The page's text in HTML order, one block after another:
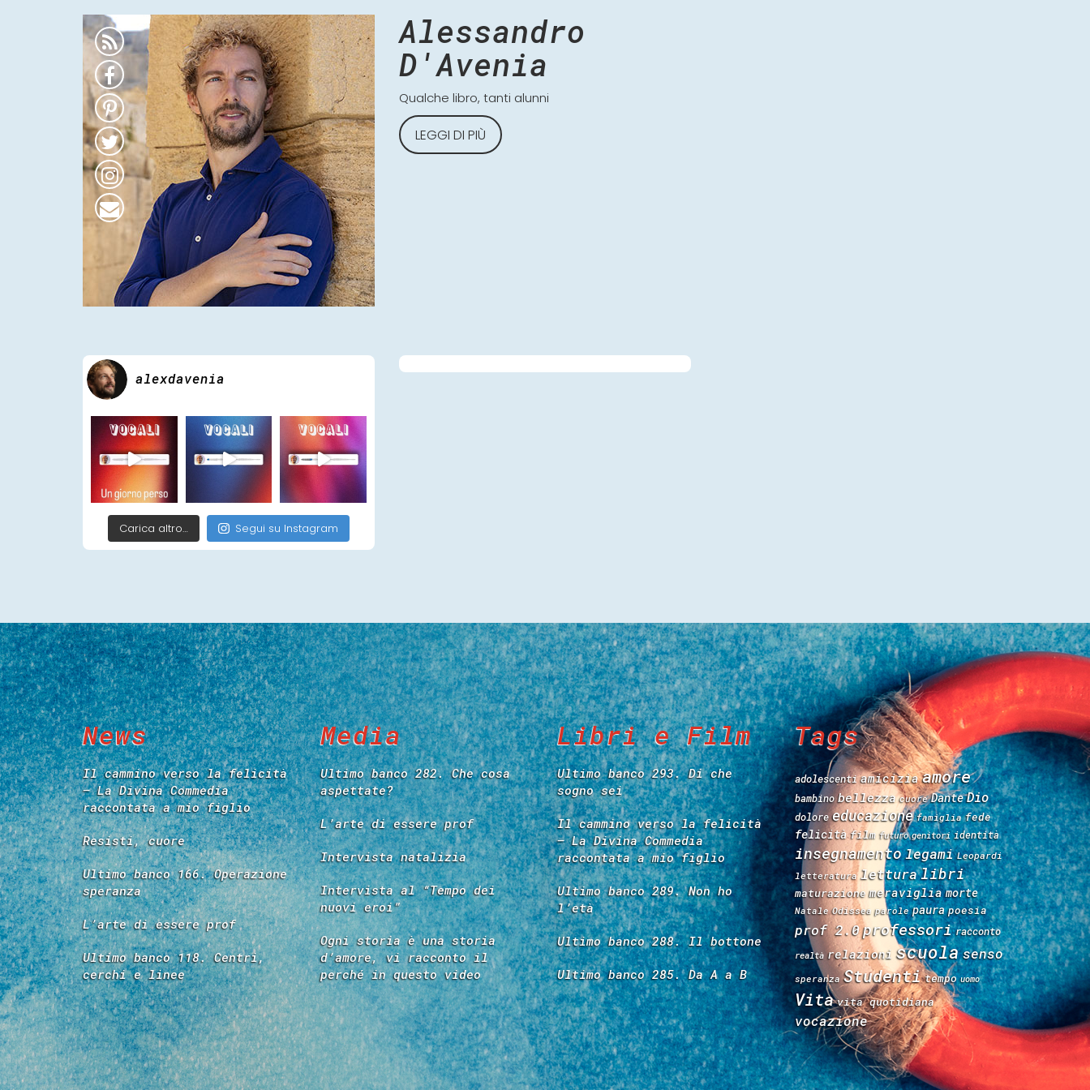
Alessandro
D'Avenia
Qualche libro, tanti alunni
LEGGI DI PIÙ
alexdavenia
Carica altro… Segui su Instagram
News
Il cammino verso la felicità
– La Divina Commedia
raccontata a mio figlio
Resisti, cuore
Ultimo banco 166. Operazione
speranza
L’arte di essere prof
Ultimo banco 118. Centri,
cerchi e linee
Media
Ultimo banco 282. Che cosa
aspettate?
L’arte di essere prof
Intervista natalizia
Intervista al “Tempo dei
nuovi eroi”
Ogni storia è una storia
d’amore, vi racconto il
perché in questo video
Libri e Film
Ultimo banco 293. Di che
sogno sei
Il cammino verso la felicità
– La Divina Commedia
raccontata a mio figlio
Ultimo banco 289. Non ho
l’età
Ultimo banco 288. Il bottone
Ultimo banco 285. Da A a B
Tags
adolescenti amicizia amore
bambino bellezza cuore Dante Dio
dolore educazione famiglia fede
felicità film futuro genitori identità
insegnamentolegami Leopardi
letteratura letturalibri
maturazione meraviglia morte
Natale Odissea parole paura poesia
prof 2.0professori racconto
realtà relazioni scuola senso
speranza Studenti tempo uomo
Vita vita quotidiana
vocazione